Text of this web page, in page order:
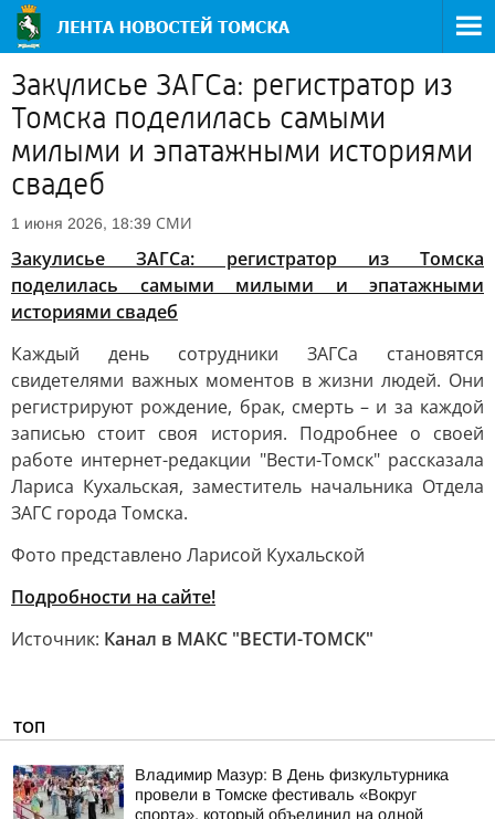
Закулисье ЗАГСа: регистратор из
Томска поделилась самыми
милыми и эпатажными историями
свадеб
1 июня 2026, 18:39 СМИ
Закулисье ЗАГСа: регистратор из Томска
поделилась самыми милыми и эпатажными
историями свадеб
Каждый день сотрудники ЗАГСа становятся
свидетелями важных моментов в жизни людей. Они
регистрируют рождение, брак, смерть – и за каждой
записью стоит своя история. Подробнее о своей
работе интернет-редакции "Вести-Томск" рассказала
Лариса Кухальская, заместитель начальника Отдела
ЗАГС города Томска.
Фото представлено Ларисой Кухальской
Подробности на сайте!
Источник: Канал в МАКС "ВЕСТИ-ТОМСК"
ТОП
Владимир Мазур: В День физкультурника
провели в Томске фестиваль «Вокруг
спорта», который объединил на одной